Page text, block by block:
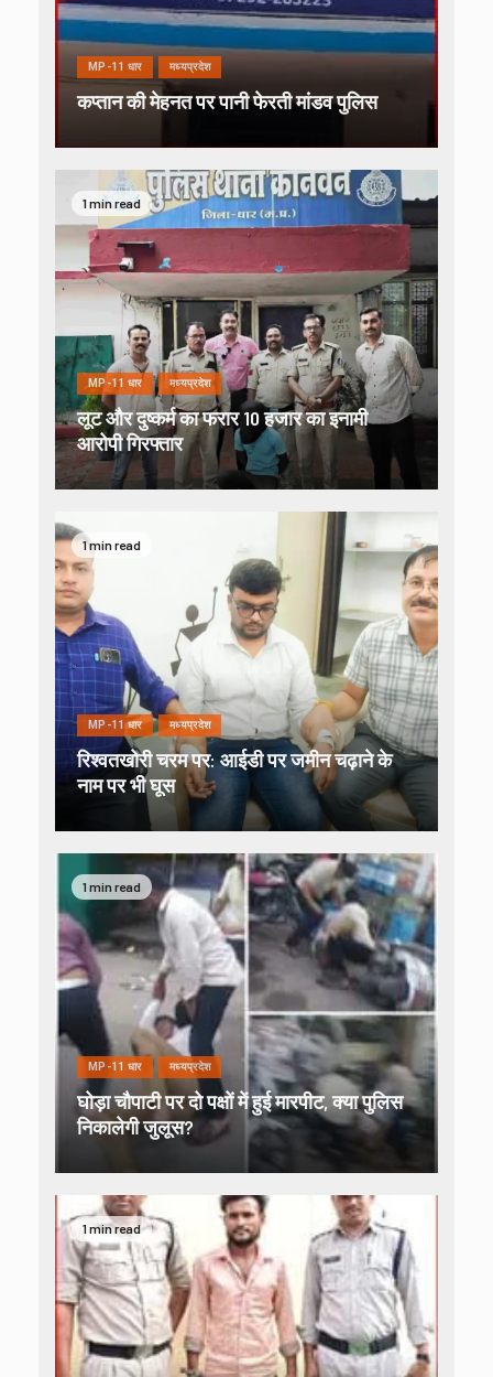
MP-11 धार मध्यप्रदेश
कप्तान की मेहनत पर पानी फेरती मांडव पुलिस
1 min read
MP-11 धार मध्यप्रदेश
लूट और दुष्कर्म का फरार 10 हजार का इनामी
आरोपी गिरफ्तार
1 min read
MP-11 धार मध्यप्रदेश
रिश्वतखोरी चरम पर: आईडी पर जमीन चढ़ाने के
नाम पर भी घूस
1 min read
MP-11 धार मध्यप्रदेश
घोड़ा चौपाटी पर दो पक्षों में हुई मारपीट, क्या पुलिस
निकालेगी जुलूस?
1 min read